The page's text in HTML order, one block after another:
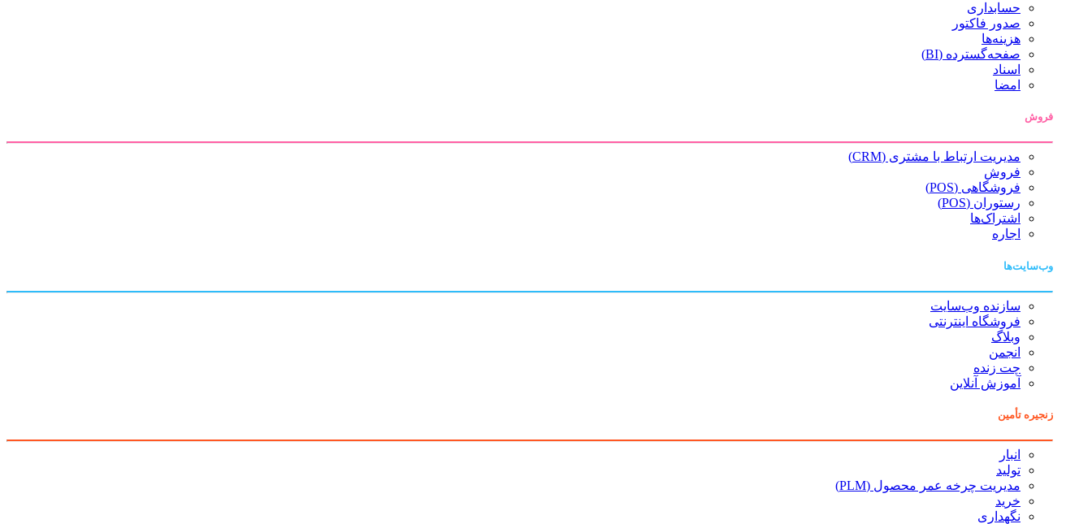
حسابداری
صدور فاکتور
هزینه‌ها
صفحه‌گسترده (BI)
اسناد
امضا
فروش
مدیریت ارتباط با مشتری (CRM)
فروش
فروشگاهی (POS)
رستوران (POS)
اشتراک‌ها
اجاره
وب‌سایت‌ها
سازنده وب‌سایت
فروشگاه اینترنتی
وبلاگ
انجمن
چت زنده
آموزش آنلاین
زنجیره تأمین
انبار
تولید
مدیریت چرخه عمر محصول (PLM)
خرید
نگهداری